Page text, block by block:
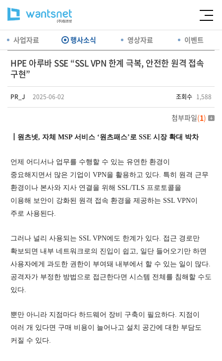
사업자료 행사소식 영상자료 이벤트
HPE 아루바 SSE “SSL VPN 한계 극복, 안전한 원격 접속
구현”
PR_J 2025-06-02 조회수 1,588
첨부파일(1)
┃원츠넷, 자체 MSP 서비스 ‘원츠패스’로 SSE 시장 확대 박차
언제 어디서나 업무를 수행할 수 있는 유연한 환경이
중요해지면서 많은 기업이 VPN을 활용하고 있다. 특히 원격 근무
환경이나 본사와 지사 연결을 위해 SSL/TLS 프로토콜을
이용해 보안이 강화된 원격 접속 환경을 제공하는 SSL VPN이
주로 사용된다.
그러나 널리 사용되는 SSL VPN에도 한계가 있다. 접근 경로만
확보되면 내부 네트워크로의 진입이 쉽고, 일단 들어오기만 하면
사용자에게 과도한 권한이 부여돼 내부에서 할 수 있는 일이 많다.
공격자가 부정한 방법으로 접근한다면 시스템 전체를 침해할 수도
있다.
뿐만 아니라 지점마다 하드웨어 장비 구축이 필요하다. 지점이
여러 개 있다면 구매 비용이 늘어나고 설치 공간에 대한 부담도
커질 수 있다.